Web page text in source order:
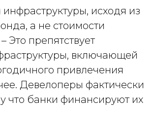
исходя из
а не стоимости
Это препятствует
включающей
привлечения
Девелоперы фактически
что банки финансируют их